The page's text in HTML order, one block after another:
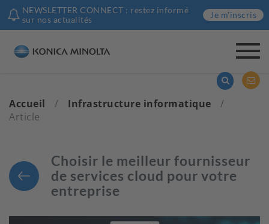
NEWSLETTER CONNECT : restez informé
sur nos actualités
Je m'inscris
Accueil / Infrastructure informatique
/
Article
Choisir le meilleur fournisseur
de services cloud pour votre
entreprise